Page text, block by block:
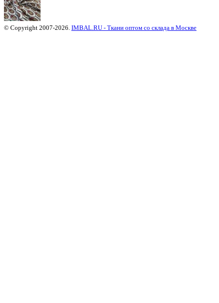
© Copyright 2007-2026. IMBAL.RU - Ткани оптом со склада в Москве